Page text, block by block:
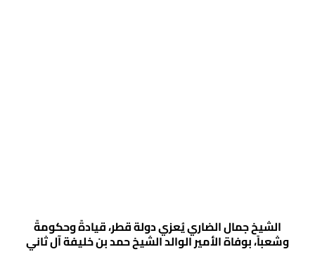
الشيخ جمال الضاري يُعزي دولة قطر، قيادةً وحكومةً
وشعباً، بوفاة الأمير الوالد الشيخ حمد بن خليفة آل ثاني